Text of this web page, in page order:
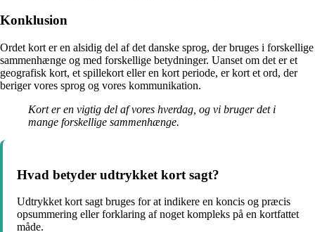
Konklusion
Ordet kort er en alsidig del af det danske sprog, der bruges i forskellige
sammenhænge og med forskellige betydninger. Uanset om det er et
geografisk kort, et spillekort eller en kort periode, er kort et ord, der
beriger vores sprog og vores kommunikation.
Kort er en vigtig del af vores hverdag, og vi bruger det i
mange forskellige sammenhænge.
Hvad betyder udtrykket kort sagt?
Udtrykket kort sagt bruges for at indikere en koncis og præcis
opsummering eller forklaring af noget kompleks på en kortfattet
måde.